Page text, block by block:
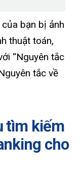
bạn bị ảnh
thuật toán,
“Nguyên tắc
tắc về
tìm kiếm
cho